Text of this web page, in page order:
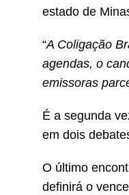
estado de
“A Coligação
agendas, o
emissoras
É a segunda
em dois
O último
definirá o